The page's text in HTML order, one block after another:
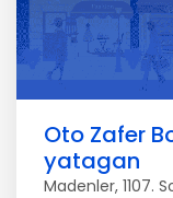
Oto Zafer
yatagan
Madenler, 1107.